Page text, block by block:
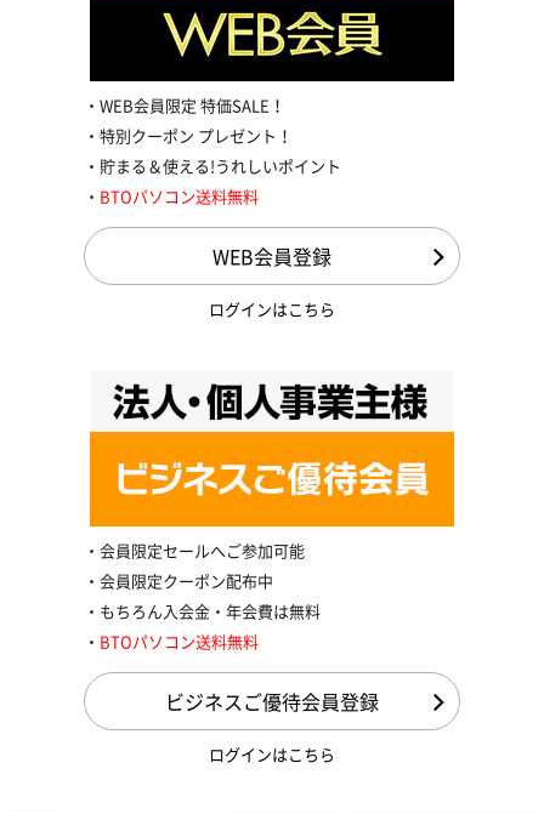
WEB会員限定 特価SALE！
特別クーポン プレゼント！
貯まる＆使える!うれしいポイント
BTOパソコン送料無料
WEB会員登録
ログインはこちら
会員限定セールへご参加可能
会員限定クーポン配布中
もちろん入会金・年会費は無料
BTOパソコン送料無料
ビジネスご優待会員登録
ログインはこちら